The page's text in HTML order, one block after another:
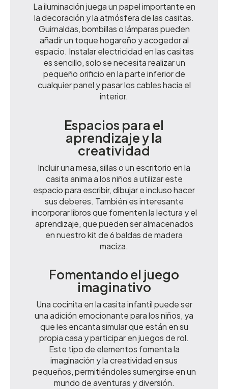
La iluminación juega un papel importante en
la decoración y la atmósfera de las casitas.
Guirnaldas, bombillas o lámparas pueden
añadir un toque hogareño y acogedor al
espacio. Instalar electricidad en las casitas
es sencillo, solo se necesita realizar un
pequeño orificio en la parte inferior de
cualquier panel y pasar los cables hacia el
interior.
Espacios para el
aprendizaje y la
creatividad
Incluir una mesa, sillas o un escritorio en la
casita anima a los niños a utilizar este
espacio para escribir, dibujar e incluso hacer
sus deberes. También es interesante
incorporar libros que fomenten la lectura y el
aprendizaje, que pueden ser almacenados
en nuestro kit de 6 baldas de madera
maciza.
Fomentando el juego
imaginativo
Una cocinita en la casita infantil puede ser
una adición emocionante para los niños, ya
que les encanta simular que están en su
propia casa y participar en juegos de rol.
Este tipo de elementos fomenta la
imaginación y la creatividad en sus
pequeños, permitiéndoles sumergirse en un
mundo de aventuras y diversión.